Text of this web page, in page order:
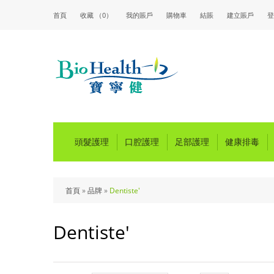
首頁 收藏 （0） 我的賬戶 購物車 結賬 建立賬戶
頭髮護理 口腔護理 足部護理 健康排毒
首頁»品牌» Dentiste'
Dentiste'